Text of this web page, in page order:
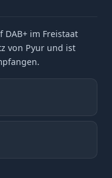
DAB+ im Freistaat
von Pyur und ist